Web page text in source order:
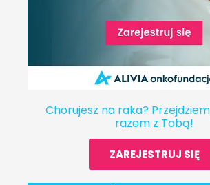
Chorujesz na raka?
razem z Tobą!
ZAREJESTRUJ SIĘ